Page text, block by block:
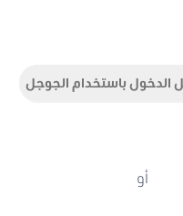
الدخول باستخدام الجوجل
أو